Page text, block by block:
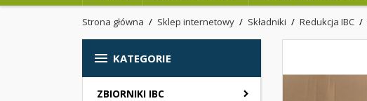
Strona główna Sklep internetowy Składniki Redukcja IBC
 KATEGORIE
ZBIORNIKI IBC